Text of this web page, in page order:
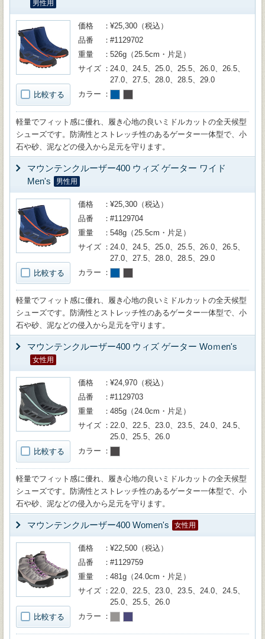
男性用
比較する
価格
¥25,300（税込）
品番
#1129702
重量
526g（25.5cm・片足）
サイズ
24.0、24.5、25.0、25.5、26.0、26.5、
27.0、27.5、28.0、28.5、29.0
カラー
軽量でフィット感に優れ、履き心地の良いミドルカットの全天候型
シューズです。防滴性とストレッチ性のあるゲーター一体型で、小
石や砂、泥などの侵入から足元を守ります。
マウンテンクルーザー400 ウィズ ゲーター ワイド
Men's
男性用
比較する
価格
¥25,300（税込）
品番
#1129704
重量
548g（25.5cm・片足）
サイズ
24.0、24.5、25.0、25.5、26.0、26.5、
27.0、27.5、28.0、28.5、29.0
カラー
軽量でフィット感に優れ、履き心地の良いミドルカットの全天候型
シューズです。防滴性とストレッチ性のあるゲーター一体型で、小
石や砂、泥などの侵入から足元を守ります。
マウンテンクルーザー400 ウィズ ゲーター Woｍen's
女性用
比較する
価格
¥24,970（税込）
品番
#1129703
重量
485g（24.0cm・片足）
サイズ
22.0、22.5、23.0、23.5、24.0、24.5、
25.0、25.5、26.0
カラー
軽量でフィット感に優れ、履き心地の良いミドルカットの全天候型
シューズです。防滴性とストレッチ性のあるゲーター一体型で、小
石や砂、泥などの侵入から足元を守ります。
マウンテンクルーザー400 Women's 女性用
比較する
価格
¥22,500（税込）
品番
#1129759
重量
481g（24.0cm・片足）
サイズ
22.0、22.5、23.0、23.5、24.0、24.5、
25.0、25.5、26.0
カラー